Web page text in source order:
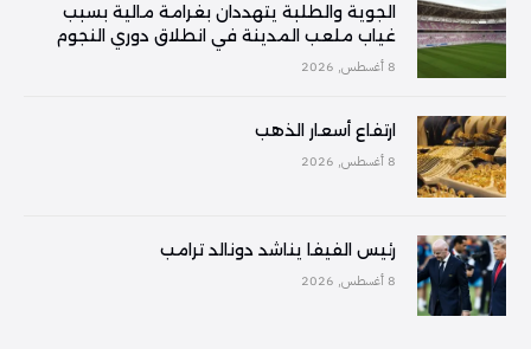
الجوية والطلبة يتهددان بغرامة مالية بسبب
غياب ملعب المدينة في انطلاق دوري النجوم
8 أغسطس, 2026
ارتفاع أسعار الذهب
8 أغسطس, 2026
رئيس الفيفا يناشد دونالد ترامب
8 أغسطس, 2026